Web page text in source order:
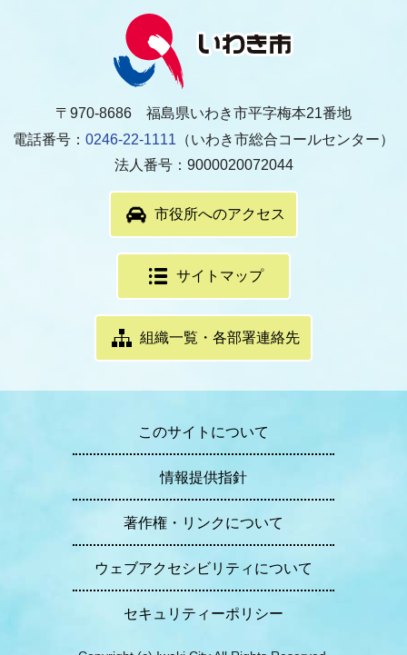
〒970-8686 福島県いわき市平字梅本21番地
電話番号： 0246-22-1111 （いわき市総合コールセンター）
法人番号：9000020072044
市役所へのアクセス
サイトマップ
組織一覧・各部署連絡先
このサイトについて
情報提供指針
著作権・リンクについて
ウェブアクセシビリティについて
セキュリティーポリシー